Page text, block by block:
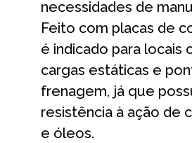
necessidades de
Feito com placas de
é indicado para locais
cargas estáticas e
frenagem, já que
resistência à ação de
e óleos.